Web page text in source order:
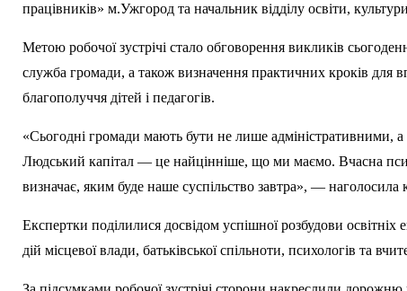
працівників» м.Ужгород та начальник відділу освіти,
Метою робочої зустрічі стало обговорення викликів
служба громади, а також визначення практичних кроків для
благополуччя дітей і педагогів.
«Сьогодні громади мають бути не лише адміністративними,
Людський капітал — це найцінніше, що ми маємо. Вчасна
визначає, яким буде наше суспільство завтра», —
Експертки поділилися досвідом успішної розбудови
дій місцевої влади, батьківської спільноти, психологів та